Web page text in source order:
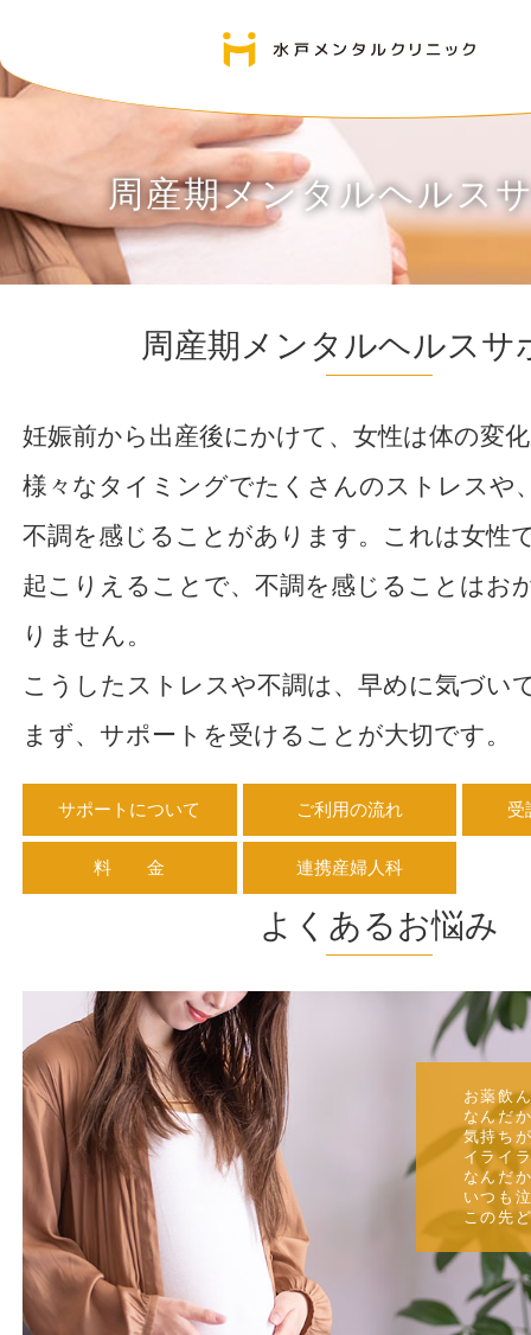
周産期メンタルヘルス
周産期メンタルヘルスサ
妊娠前から出産後にかけて、女性は体の変
様々なタイミングでたくさんのストレスや
不調を感じることがあります。これは女性
起こりえることで、不調を感じることはお
りません。
こうしたストレスや不調は、早めに気づい
まず、サポートを受けることが大切です。
サポートについて ご利用の流れ 受
料 金 連携産婦人科
よくあるお悩み
お薬飲
なんだ
気持ち
イライ
なんだ
いつも
この先